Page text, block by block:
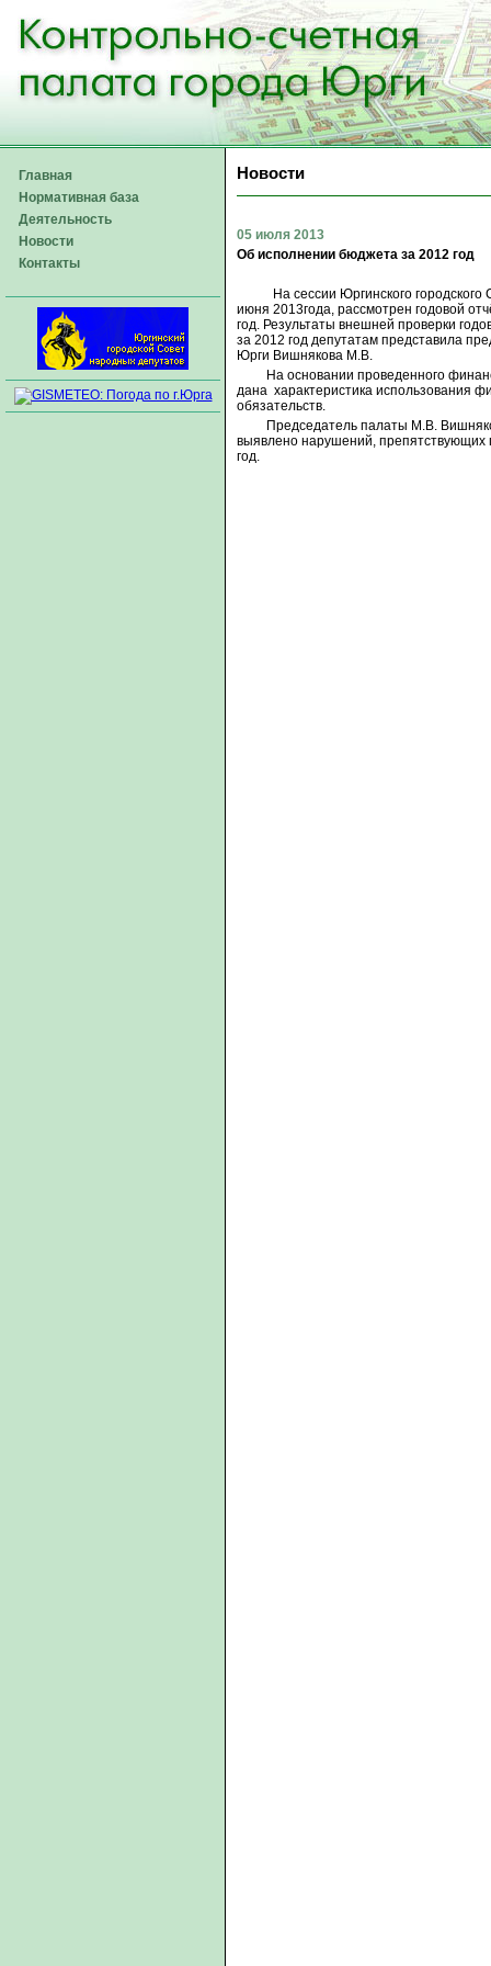
Главная
Нормативная база
Деятельность
Новости
Контакты
Новости
05 июля 2013
Об исполнении бюджета за 2012 год
На сессии Юргинского городского
июня 2013года, рассмотрен годовой
год. Результаты внешней проверки
за 2012 год депутатам представила
Юрги Вишнякова М.В.
На основании проведенного
дана характеристика использования
обязательств.
Председатель палаты М.В.
выявлено нарушений,
год.